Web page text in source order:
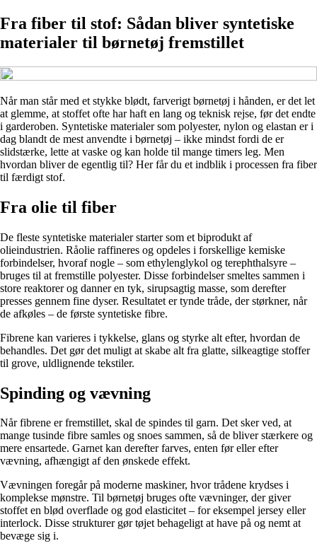
Fra fiber til stof: Sådan bliver syntetiske
materialer til børnetøj fremstillet
Når man står med et stykke blødt, farverigt børnetøj i hånden, er det let
at glemme, at stoffet ofte har haft en lang og teknisk rejse, før det endte
i garderoben. Syntetiske materialer som polyester, nylon og elastan er i
dag blandt de mest anvendte i børnetøj – ikke mindst fordi de er
slidstærke, lette at vaske og kan holde til mange timers leg. Men
hvordan bliver de egentlig til? Her får du et indblik i processen fra fiber
til færdigt stof.
Fra olie til fiber
De fleste syntetiske materialer starter som et biprodukt af
olieindustrien. Råolie raffineres og opdeles i forskellige kemiske
forbindelser, hvoraf nogle – som ethylenglykol og terephthalsyre –
bruges til at fremstille polyester. Disse forbindelser smeltes sammen i
store reaktorer og danner en tyk, sirupsagtig masse, som derefter
presses gennem fine dyser. Resultatet er tynde tråde, der størkner, når
de afkøles – de første syntetiske fibre.
Fibrene kan varieres i tykkelse, glans og styrke alt efter, hvordan de
behandles. Det gør det muligt at skabe alt fra glatte, silkeagtige stoffer
til grove, uldlignende tekstiler.
Spinding og vævning
Når fibrene er fremstillet, skal de spindes til garn. Det sker ved, at
mange tusinde fibre samles og snoes sammen, så de bliver stærkere og
mere ensartede. Garnet kan derefter farves, enten før eller efter
vævning, afhængigt af den ønskede effekt.
Vævningen foregår på moderne maskiner, hvor trådene krydses i
komplekse mønstre. Til børnetøj bruges ofte vævninger, der giver
stoffet en blød overflade og god elasticitet – for eksempel jersey eller
interlock. Disse strukturer gør tøjet behageligt at have på og nemt at
bevæge sig i.